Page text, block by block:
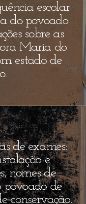
escolar
do povoado
sobre as
Maria do
estado de
de exames:
e
nomes de
povoado de
conservação.